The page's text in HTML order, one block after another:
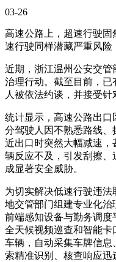
03-26
高速公路上，超速行驶
速行驶同样潜藏严重风险
近期，浙江温州公安交管
治理行动。截至目前，
人被依法约谈，并接受针
统计显示，高速公路出
分驾驶人因不熟悉路线、
近出口时突然大幅减速
辆反应不及，引发刮擦
成显著安全威胁。
为切实解决低速行驶违
地交管部门组建专业化治
前端感知设备与勤务调
全天候视频巡查和智能
车辆，自动采集车牌信
索精准识别、核查响应